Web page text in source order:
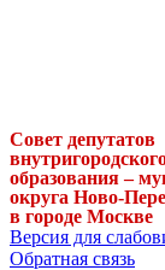
Совет депутатов
образования –
округа Ново-
в городе Москве
Версия для
Обратная связь